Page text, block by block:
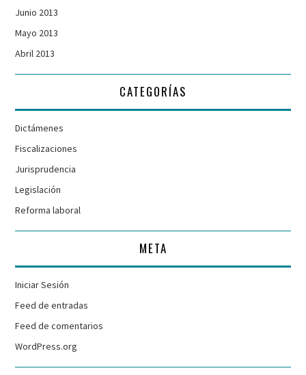
Junio 2013
Mayo 2013
Abril 2013
CATEGORÍAS
Dictámenes
Fiscalizaciones
Jurisprudencia
Legislación
Reforma laboral
META
Iniciar Sesión
Feed de entradas
Feed de comentarios
WordPress.org